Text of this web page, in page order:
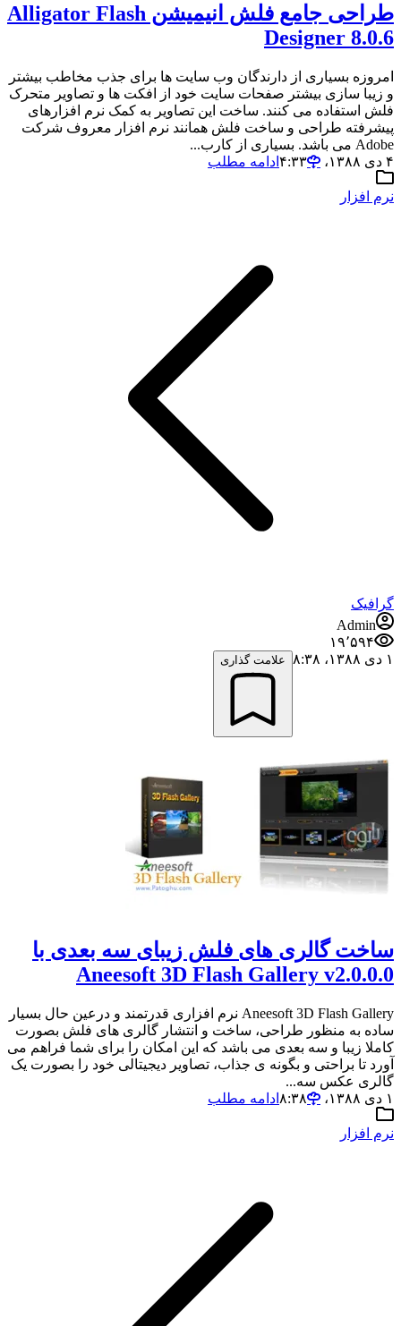
طراحی جامع فلش انیمیشن Alligator Flash
Designer 8.0.6
امروزه بسیاری از دارندگان وب سایت ها برای جذب مخاطب بیشتر
و زیبا سازی بیشتر صفحات سایت خود از افکت ها و تصاویر متحرک
فلش استفاده می کنند. ساخت این تصاویر به کمک نرم افزارهای
پیشرفته طراحی و ساخت فلش همانند نرم افزار معروف شرکت
Adobe می باشد. بسیاری از کارب...
۴ دی ۱۳۸۸،‏ ۴:۳۳
ادامه مطلب
نرم افزار
گرافیک
Admin
۱۹٬۵۹۴
۱ دی ۱۳۸۸،‏ ۸:۳۸
علامت گذاری
ساخت گالری های فلش زیبای سه بعدی با
Aneesoft 3D Flash Gallery v2.0.0.0
Aneesoft 3D Flash Gallery نرم افزاری قدرتمند و درعین حال بسیار
ساده به منظور طراحی، ساخت و انتشار گالری های فلش بصورت
کاملا زیبا و سه بعدی می باشد که این امکان را برای شما فراهم می
آورد تا براحتی و بگونه ی جذاب، تصاویر دیجیتالی خود را بصورت یک
گالری عکس سه...
۱ دی ۱۳۸۸،‏ ۸:۳۸
ادامه مطلب
نرم افزار